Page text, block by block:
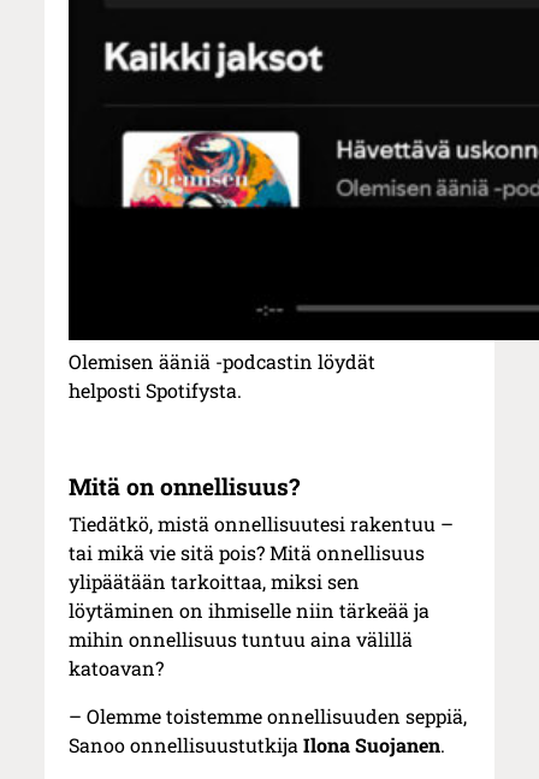
Olemisen ääniä -podcastin löydät
helposti Spotifysta.
Mitä on onnellisuus?
Tiedätkö, mistä onnellisuutesi rakentuu –
tai mikä vie sitä pois? Mitä onnellisuus
ylipäätään tarkoittaa, miksi sen
löytäminen on ihmiselle niin tärkeää ja
mihin onnellisuus tuntuu aina välillä
katoavan?
– Olemme toistemme onnellisuuden seppiä,
Sanoo onnellisuustutkijaIlona Suojanen.